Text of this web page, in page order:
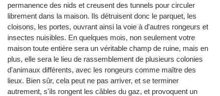
permanence des nids et creusent des tunnels pour circuler
librement dans la maison. Ils détruisent donc le parquet, les
cloisons, les portes, ouvrant ainsi la voie à d'autres rongeurs et
insectes nuisibles. En quelques mois, non seulement votre
maison toute entière sera un véritable champ de ruine, mais en
plus, elle sera le lieu de rassemblement de plusieurs colonies
d'animaux différents, avec les rongeurs comme maître des
lieux. Bien sûr, cela peut ne pas arriver, et se terminer
autrement, s'ils rongent les câbles du gaz, et provoquent un